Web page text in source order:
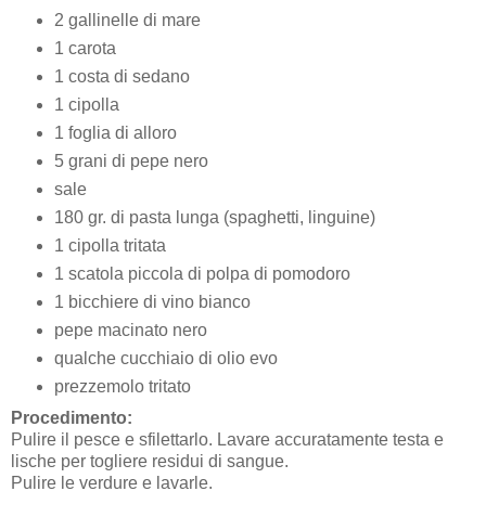
2 gallinelle di mare
1 carota
1 costa di sedano
1 cipolla
1 foglia di alloro
5 grani di pepe nero
sale
180 gr. di pasta lunga (spaghetti, linguine)
1 cipolla tritata
1 scatola piccola di polpa di pomodoro
1 bicchiere di vino bianco
pepe macinato nero
qualche cucchiaio di olio evo
prezzemolo tritato
Procedimento:
Pulire il pesce e sfilettarlo. Lavare accuratamente testa e
lische per togliere residui di sangue.
Pulire le verdure e lavarle.